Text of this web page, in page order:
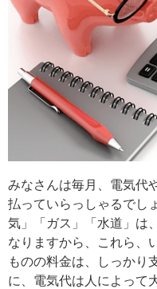
みなさんは毎月、電気代
払っていらっしゃるでし
気」「ガス」「水道」は
なりますから、これら、
ものの料金は、しっかり
に、電気代は人によって